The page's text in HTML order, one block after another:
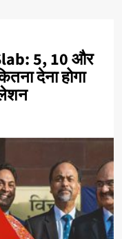
5, 10 और
देना होगा